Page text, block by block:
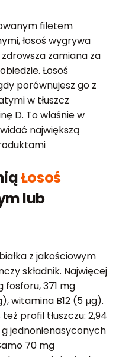
filetem
łosoś wygrywa
zamiana za
Łosoś
porównujesz go z
w tłuszcz
D. To właśnie w
największą
Łosoś
lub
z jakościowym
składnik. Najwięcej
fosforu, 371 mg
witamina B12 (5 µg).
profil tłuszczu: 2,94
g jednonienasyconych
70 mg